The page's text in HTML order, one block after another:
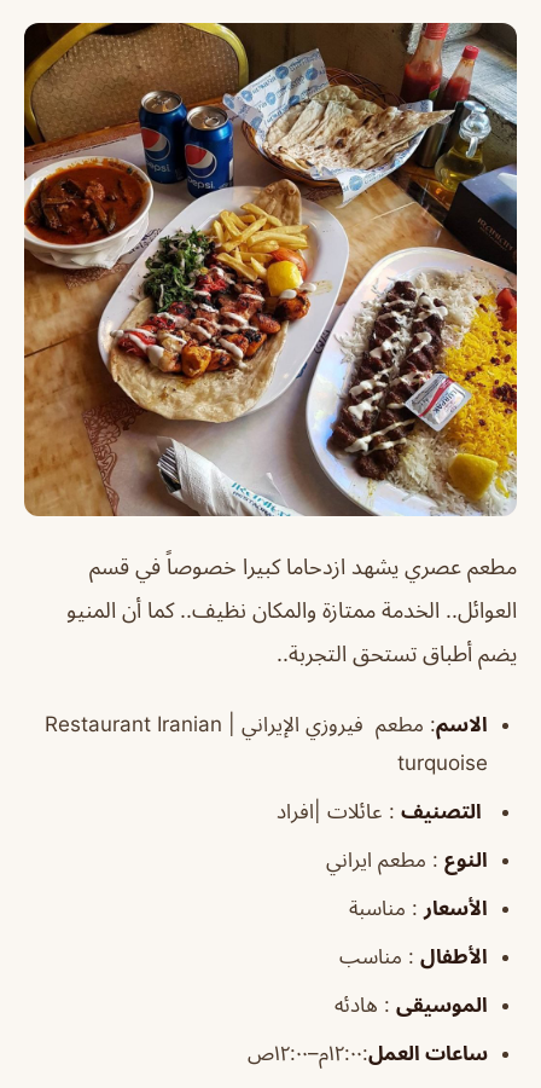
مطعم عصري يشهد ازدحاما كبيرا خصوصاً في قسم
العوائل.. الخدمة ممتازة والمكان نظيف.. كما أن المنيو
يضم أطباق تستحق التجربة..
الاسم: مطعم فيروزي الإيراني | Restaurant Iranian
turquoise
التصنيف : عائلات |افراد
النوع : مطعم ايراني
الأسعار : مناسبة
الأطفال : مناسب
الموسيقى : هادئه
ساعات العمل:١٢:٠٠م–١٢:٠٠ص